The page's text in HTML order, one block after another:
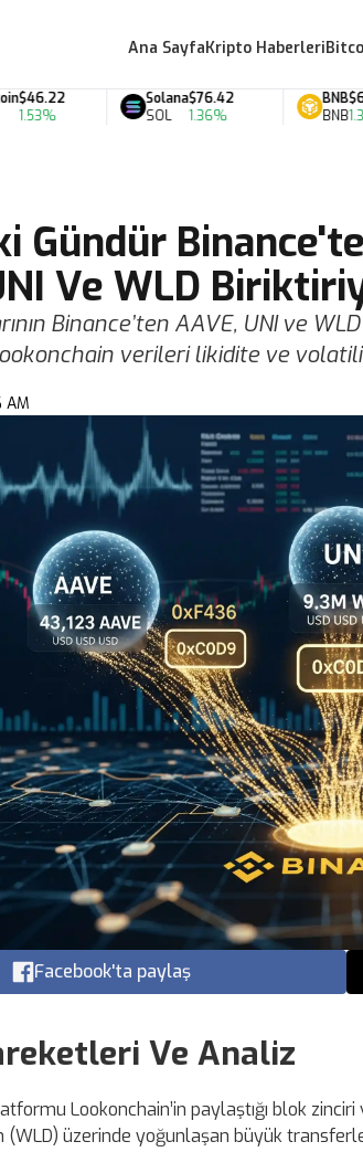
Ana SayfaKripto Haberleri
Solana
SOL
$76.42
1.36%
BNB
BNB1.32%
Gündür
Ve WLD
Binance’ten AAVE, UNI ve
verileri likidite ve
Facebook'ta paylaş
Ve Analiz
Lookonchain’in paylaştığı blok
(WLD) üzerinde yoğunlaşan büyük